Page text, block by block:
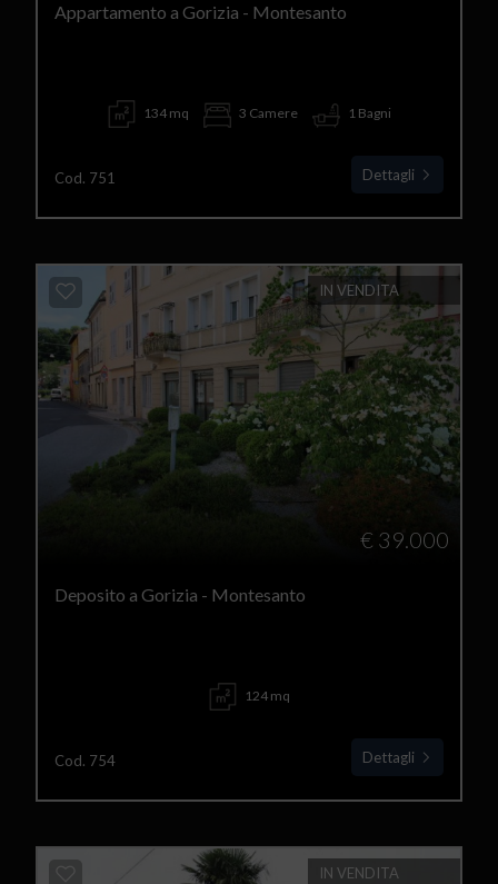
Appartamento a Gorizia - Montesanto
134 mq 3 Camere 1 Bagni
Cod. 751 Dettagli
IN VENDITA
€ 39.000
Deposito a Gorizia - Montesanto
124 mq
Cod. 754 Dettagli
IN VENDITA